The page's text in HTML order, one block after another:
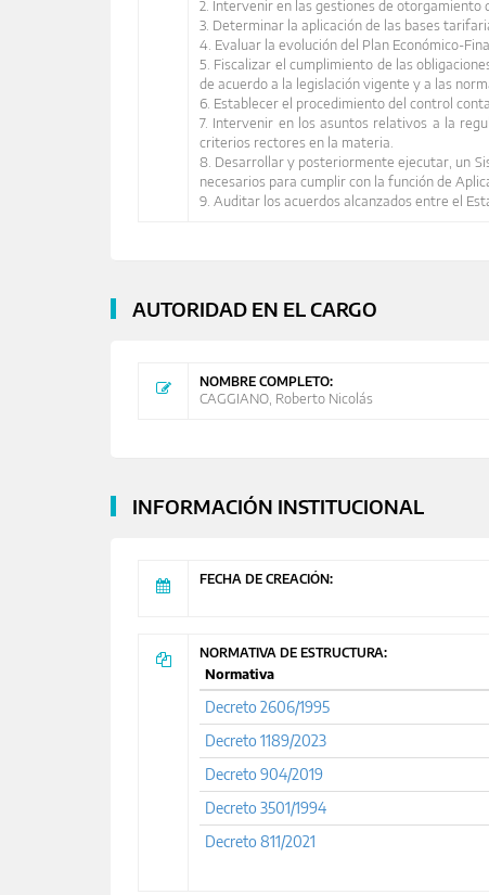
2. Intervenir en las gestiones de otorgamiento
3. Determinar la aplicación de las bases
4. Evaluar la evolución del Plan Económico-
5. Fiscalizar el cumplimiento de las
de acuerdo a la legislación vigente y a las
6. Establecer el procedimiento del control
7. Intervenir en los asuntos relativos a la
criterios rectores en la materia.
8. Desarrollar y posteriormente ejecutar, un
necesarios para cumplir con la función de
9. Auditar los acuerdos alcanzados entre el
AUTORIDAD EN EL CARGO
NOMBRE COMPLETO:
CAGGIANO, Roberto Nicolás
INFORMACIÓN INSTITUCIONAL
FECHA DE CREACIÓN:
NORMATIVA DE ESTRUCTURA:
Normativa
Decreto 2606/1995
Decreto 1189/2023
Decreto 904/2019
Decreto 3501/1994
Decreto 811/2021